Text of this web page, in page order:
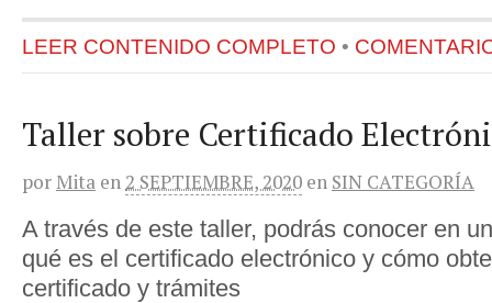
LEER CONTENIDO COMPLETO •
Taller sobre Certificado
por Mita en 2 SEPTIEMBRE, 2020 en SIN CATEGORÍA
A través de este taller, podrás conocer en
qué es el certificado electrónico y cómo
certificado y trámites